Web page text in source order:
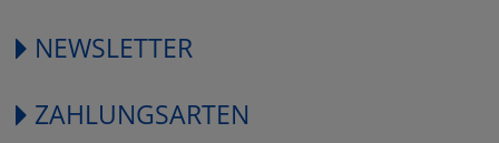
NEWSLETTER
ZAHLUNGSARTEN